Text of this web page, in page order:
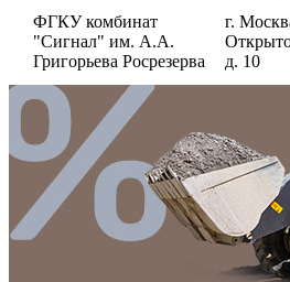
ФГКУ комбинат
"Сигнал" им. А.А.
Григорьева Росрезерва
г.
д. 10